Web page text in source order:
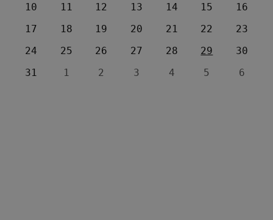
10
11 12 13 14 15
16
17
18 19 20 21 22
23
24
25 26 27 28 29
30
31
1 2 3 4 5 6